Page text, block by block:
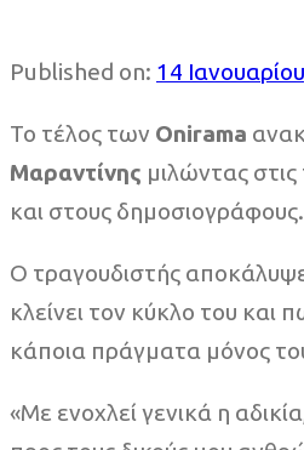
Published on: 14
Το τέλος των Onirama
Μαραντίνης μιλώντας
και στους δημοσιογράφους.
Ο τραγουδιστής
κλείνει τον κύκλο του και
κάποια πράγματα μόνος
«Με ενοχλεί γενικά η